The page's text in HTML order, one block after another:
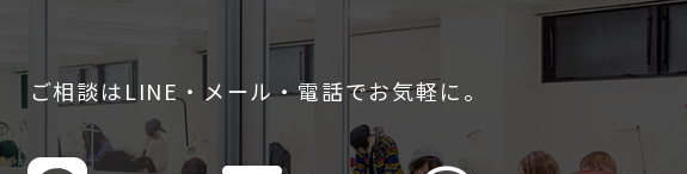
ご相談はLINE・メール・電話でお気軽に。